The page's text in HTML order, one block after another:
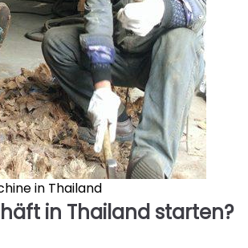
in Thailand
in Thailand starten?